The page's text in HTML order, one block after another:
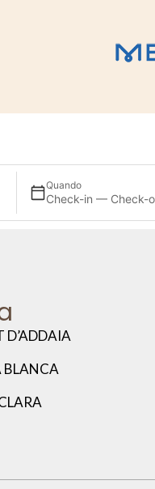
Quando
Check-in — Check-
D’ADDAIA
BLANCA